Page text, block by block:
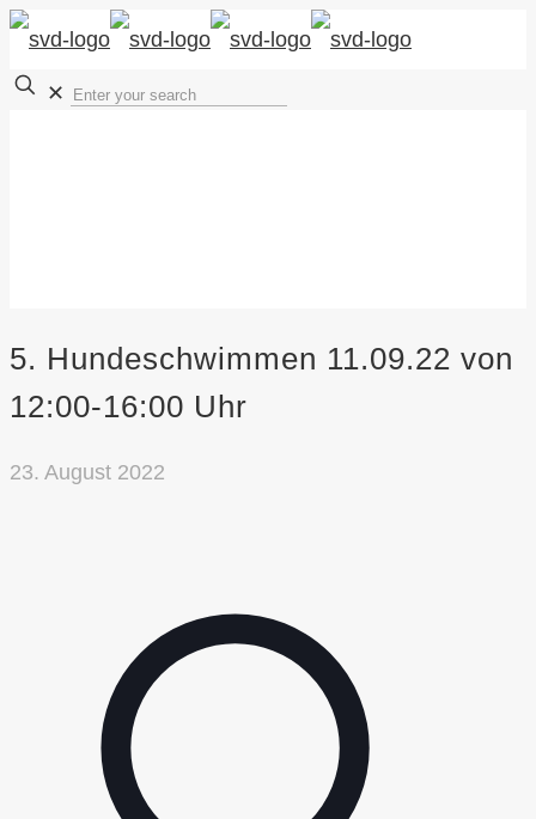
✕
5. Hundeschwimmen 11.09.22 von
12:00-16:00 Uhr
23. August 2022